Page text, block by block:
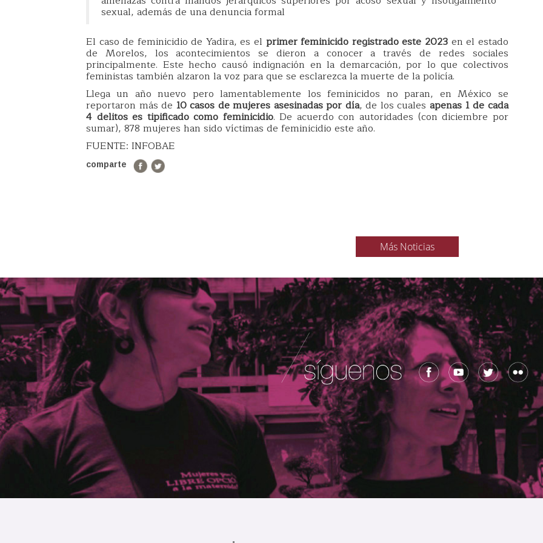
sexual, además de una denuncia formal
El caso de feminicidio de Yadira, es el primer feminicido registrado este 2023 en el estado
de Morelos, los acontecimientos se dieron a conocer a través de redes sociales
principalmente. Este hecho causó indignación en la demarcación, por lo que colectivos
feministas también alzaron la voz para que se esclarezca la muerte de la policía.
Llega un año nuevo pero lamentablemente los feminicidos no paran, en México se
reportaron más de 10 casos de mujeres asesinadas por día, de los cuales apenas 1 de cada
4 delitos es tipificado como feminicidio. De acuerdo con autoridades (con diciembre por
sumar), 878 mujeres han sido víctimas de feminicidio este año.
FUENTE: INFOBAE
comparte
Más Noticias